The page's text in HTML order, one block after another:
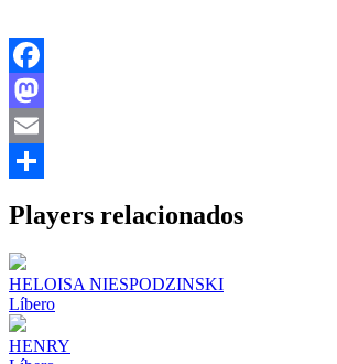
Facebook
Mastodon
Email
Players relacionados
HELOISA NIESPODZINSKI
Líbero
HENRY